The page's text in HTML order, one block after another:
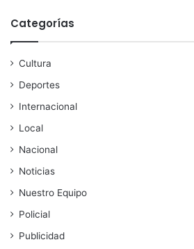
Categorías
Cultura
Deportes
Internacional
Local
Nacional
Noticias
Nuestro Equipo
Policial
Publicidad